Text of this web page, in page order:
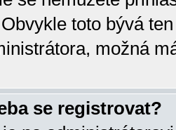
toto bývá
možná
se registrovat?